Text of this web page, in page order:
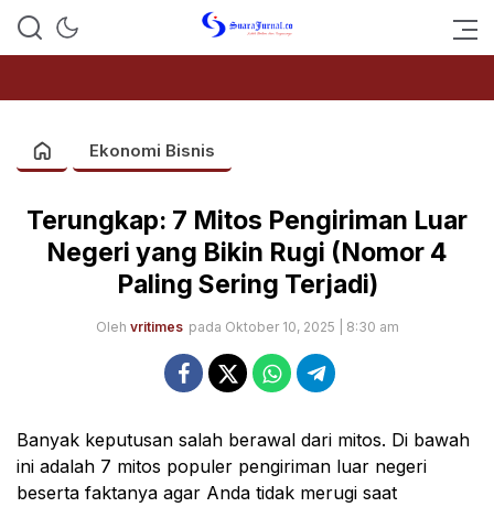
SUARAJURNAL.CO
Ekonomi Bisnis
Terungkap: 7 Mitos Pengiriman Luar
Negeri yang Bikin Rugi (Nomor 4
Paling Sering Terjadi)
Oleh vritimes pada Oktober 10, 2025 | 8:30 am
Banyak keputusan salah berawal dari mitos. Di bawah
ini adalah 7 mitos populer pengiriman luar negeri
beserta faktanya agar Anda tidak merugi saat